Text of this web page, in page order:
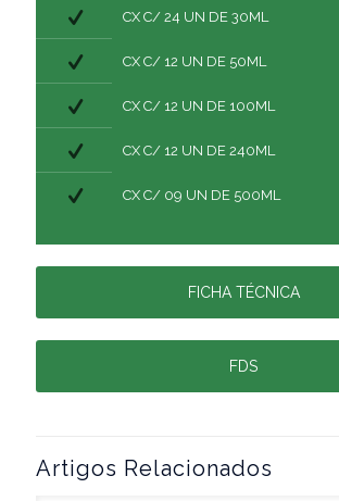
CX C/ 24 UN DE 30ML
CX C/ 12 UN DE 50ML
CX C/ 12 UN DE 100ML
CX C/ 12 UN DE 240ML
CX C/ 09 UN DE 500ML
FICHA TÉCNICA
FDS
Artigos Relacionados